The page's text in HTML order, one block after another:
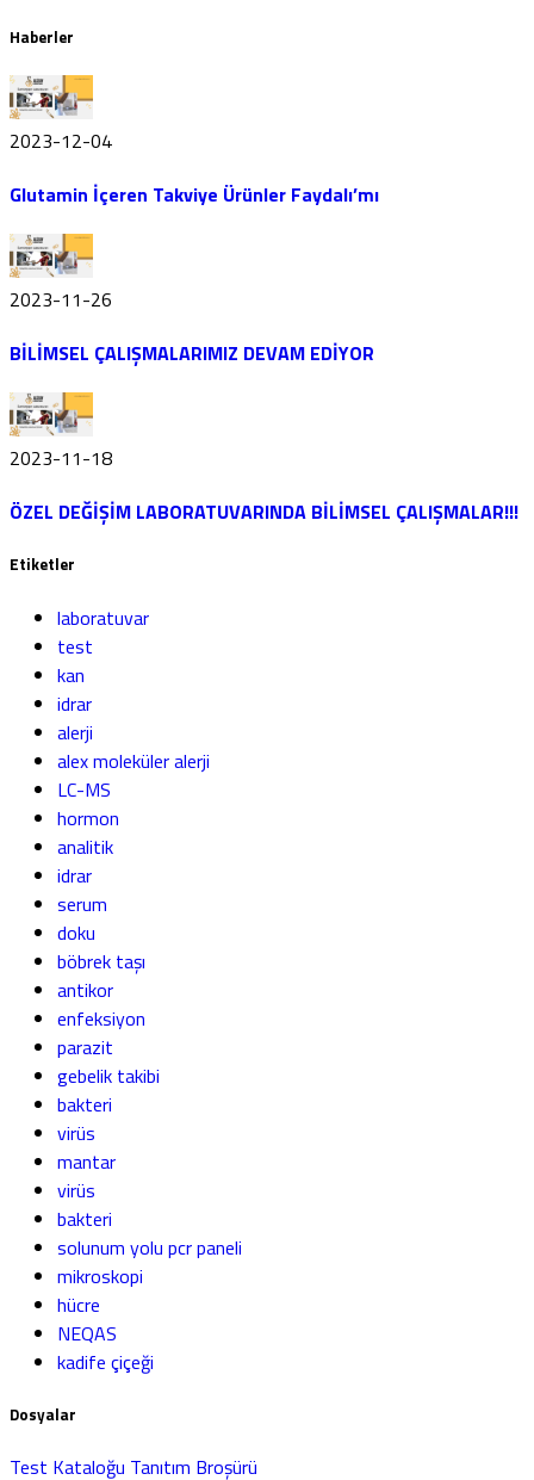
Haberler
2023-12-04
Glutamin İçeren Takviye Ürünler Faydalı’mı
2023-11-26
BİLİMSEL ÇALIŞMALARIMIZ DEVAM EDİYOR
2023-11-18
ÖZEL DEĞİŞİM LABORATUVARINDA BİLİMSEL ÇALIŞMALAR!!!
Etiketler
laboratuvar
test
kan
idrar
alerji
alex moleküler alerji
LC-MS
hormon
analitik
idrar
serum
doku
böbrek taşı
antikor
enfeksiyon
parazit
gebelik takibi
bakteri
virüs
mantar
virüs
bakteri
solunum yolu pcr paneli
mikroskopi
hücre
NEQAS
kadife çiçeği
Dosyalar
Test Kataloğu Tanıtım Broşürü